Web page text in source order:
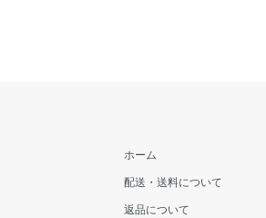
ホーム
配送・送料について
返品について